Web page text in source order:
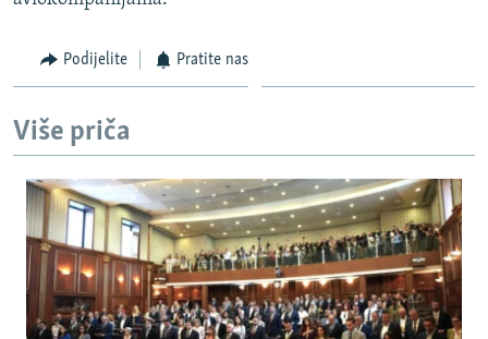
Podijelite Pratite nas
Više priča